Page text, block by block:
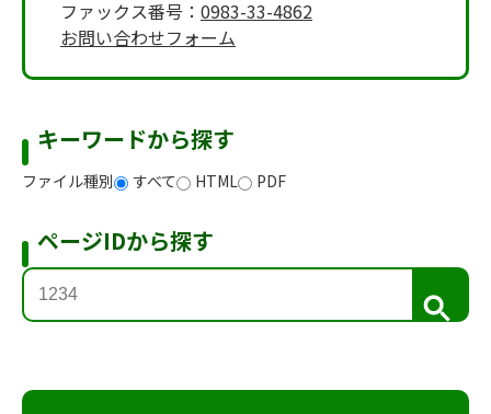
ファックス番号： 0983-33-4862
お問い合わせフォーム
キーワードから探す
ファイル種別 すべて HTML PDF
ページIDから探す
検
索